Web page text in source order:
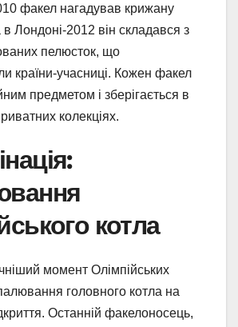
факел нагадував крижану
в Лондоні-2012 він складався з
пелюсток, що
країни-учасниці. Кожен факел
предметом і зберігається в
колекціях.
котла
момент Олімпійських
головного котла на
Останній факелоносець,